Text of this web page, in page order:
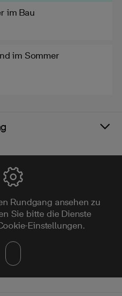
im Bau
im Sommer
Rundgang ansehen zu
Sie bitte die Dienste
Einstellungen.